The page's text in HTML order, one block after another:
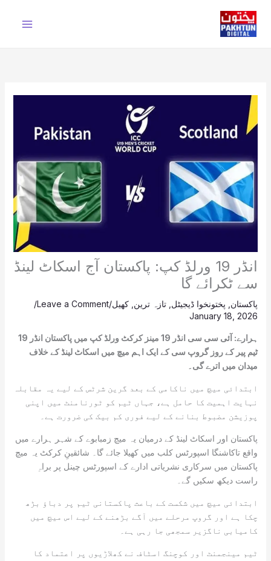
content
انڈر 19 ورلڈ کپ: پاکستان آج اسکاٹ لینڈ
سے ٹکرائے گا
پاکستان پختونخوا ڈیجیٹل تازہ ترین کھیل/
Leave a Comment
/
January 18, 2026
ہرارے: آئی سی سی انڈر 19 مینز کرکٹ ورلڈ کپ میں پاکستان انڈر 19
ٹیم پیر کے روز گروپ سی کے ایک اہم میچ میں اسکاٹ لینڈ کے خلاف
میدان میں اترے گی۔
ابتدائی میچ میں ناکامی کے بعد گرین شرٹس کے لیے یہ مقابلہ
نہایت اہمیت کا حامل ہے، جہاں ٹیم کو ٹورنامنٹ میں اپنی
پوزیشن مضبوط بنانے کے لیے فوری کم بیک کی ضرورت ہے۔
پاکستان اور اسکاٹ لینڈ کے درمیان یہ میچ زمبابوے کے شہر ہرارے میں
واقع تاکاشنگا اسپورٹس کلب میں کھیلا جائے گا۔ شائقینِ کرکٹ یہ میچ
پاکستان میں سرکاری نشریاتی ادارے کے اسپورٹس چینل پر براہِ
راست دیکھ سکیں گے۔
ابتدائی میچ میں شکست کے باعث پاکستانی ٹیم پر دباؤ بڑھ
چکا ہے اور گروپ مرحلے میں آگے بڑھنے کے لیے اس میچ میں
کامیابی ناگزیر سمجھی جا رہی ہے۔
ٹیم مینجمنٹ اور کوچنگ اسٹاف نے کھلاڑیوں پر اعتماد کا